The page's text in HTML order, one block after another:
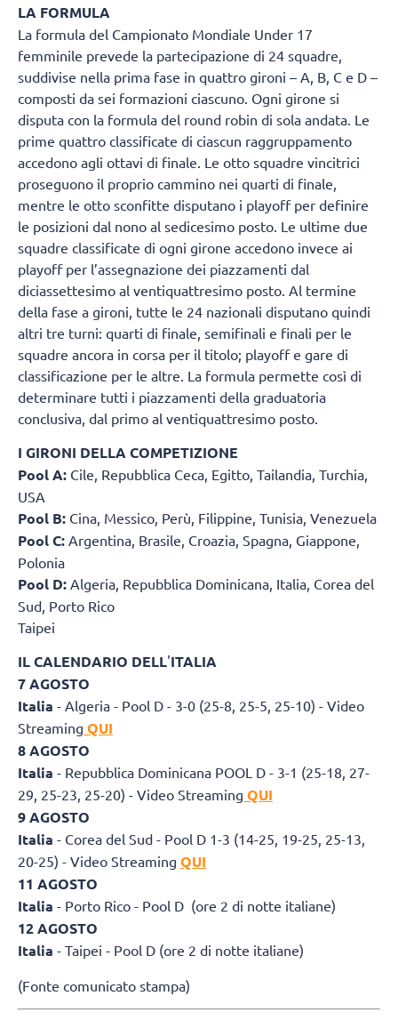
LA FORMULA
La formula del Campionato Mondiale Under 17
femminile prevede la partecipazione di 24 squadre,
suddivise nella prima fase in quattro gironi – A, B, C e D –
composti da sei formazioni ciascuno. Ogni girone si
disputa con la formula del round robin di sola andata. Le
prime quattro classificate di ciascun raggruppamento
accedono agli ottavi di finale. Le otto squadre vincitrici
proseguono il proprio cammino nei quarti di finale,
mentre le otto sconfitte disputano i playoff per definire
le posizioni dal nono al sedicesimo posto. Le ultime due
squadre classificate di ogni girone accedono invece ai
playoff per l’assegnazione dei piazzamenti dal
diciassettesimo al ventiquattresimo posto. Al termine
della fase a gironi, tutte le 24 nazionali disputano quindi
altri tre turni: quarti di finale, semifinali e finali per le
squadre ancora in corsa per il titolo; playoff e gare di
classificazione per le altre. La formula permette così di
determinare tutti i piazzamenti della graduatoria
conclusiva, dal primo al ventiquattresimo posto.
I GIRONI DELLA COMPETIZIONE
Pool A: Cile, Repubblica Ceca, Egitto, Tailandia, Turchia,
USA
Pool B: Cina, Messico, Perù, Filippine, Tunisia, Venezuela
Pool C: Argentina, Brasile, Croazia, Spagna, Giappone,
Polonia
Pool D: Algeria, Repubblica Dominicana, Italia, Corea del
Sud, Porto Rico
Taipei
IL CALENDARIO DELL'ITALIA
7 AGOSTO
Italia - Algeria - Pool D - 3-0 (25-8, 25-5, 25-10) - Video
Streaming QUI
8 AGOSTO
Italia - Repubblica Dominicana POOL D - 3-1 (25-18, 27-
29, 25-23, 25-20) - Video Streaming QUI
9 AGOSTO
Italia - Corea del Sud - Pool D 1-3 (14-25, 19-25, 25-13,
20-25) - Video Streaming QUI
11 AGOSTO
Italia - Porto Rico - Pool D (ore 2 di notte italiane)
12 AGOSTO
Italia - Taipei - Pool D (ore 2 di notte italiane)
(Fonte comunicato stampa)